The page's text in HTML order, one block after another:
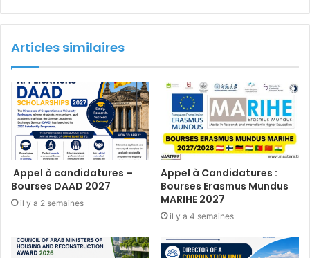
Articles similaires
Appel à candidatures –
Bourses DAAD 2027
il y a 2 semaines
Appel à Candidatures :
Bourses Erasmus Mundus
MARIHE 2027
il y a 4 semaines